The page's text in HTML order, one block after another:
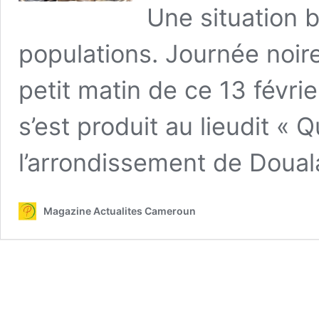
Une situation
populations. Journée
petit matin de ce 13
s’est produit au lieudit «
l’arrondissement de
Magazine Actualites Cameroun